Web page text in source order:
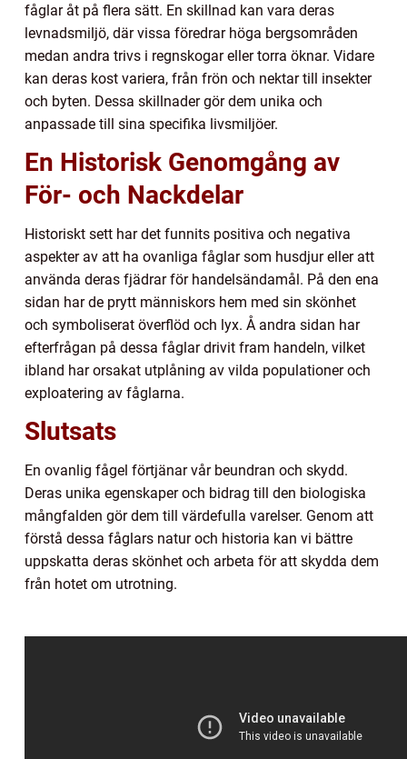
fåglar åt på flera sätt. En skillnad kan vara deras
levnadsmiljö, där vissa föredrar höga bergsområden
medan andra trivs i regnskogar eller torra öknar. Vidare
kan deras kost variera, från frön och nektar till insekter
och byten. Dessa skillnader gör dem unika och
anpassade till sina specifika livsmiljöer.
En Historisk Genomgång av
För- och Nackdelar
Historiskt sett har det funnits positiva och negativa
aspekter av att ha ovanliga fåglar som husdjur eller att
använda deras fjädrar för handelsändamål. På den ena
sidan har de prytt människors hem med sin skönhet
och symboliserat överflöd och lyx. Å andra sidan har
efterfrågan på dessa fåglar drivit fram handeln, vilket
ibland har orsakat utplåning av vilda populationer och
exploatering av fåglarna.
Slutsats
En ovanlig fågel förtjänar vår beundran och skydd.
Deras unika egenskaper och bidrag till den biologiska
mångfalden gör dem till värdefulla varelser. Genom att
förstå dessa fåglars natur och historia kan vi bättre
uppskatta deras skönhet och arbeta för att skydda dem
från hotet om utrotning.